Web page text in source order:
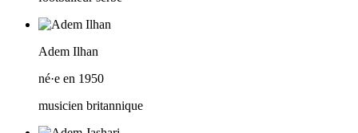
Adem Ilhan
né·e en 1950
musicien britannique